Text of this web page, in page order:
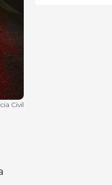
Civil